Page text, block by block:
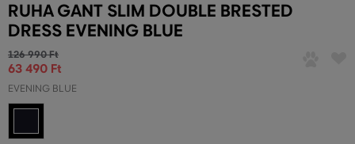
RUHA GANT SLIM DOUBLE BRESTED
DRESS EVENING BLUE
126 990 Ft
63 490 Ft
EVENING BLUE